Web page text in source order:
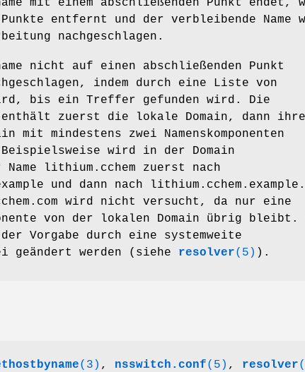
mit einem abschließenden Punkt endet,
entfernt und der verbleibende Name
nachgeschlagen.
nicht auf einen abschließenden Punkt
indem durch eine Liste von
bis ein Treffer gefunden wird. Die
zuerst die lokale Domain, dann ihre
mit mindestens zwei Namenskomponenten
wird in der Domain
Name lithium.cchem zuerst nach
und dann nach
wird nicht versucht, da nur eine
von der lokalen Domain übrig bleibt.
Vorgabe durch eine systemweite
geändert werden (siehe resolver(5) ).
(3) , nsswitch.conf(5) , resolver